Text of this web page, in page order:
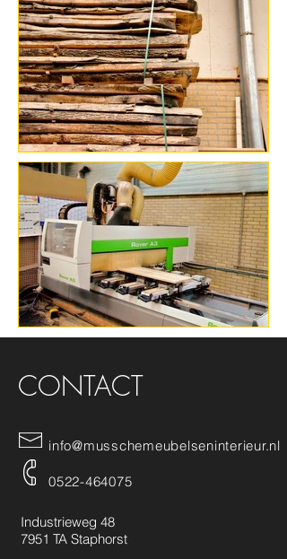
CONTACT
info@musschemeubelseninterieur.nl
0522-464075
Industrieweg 48
7951 TA Staphorst